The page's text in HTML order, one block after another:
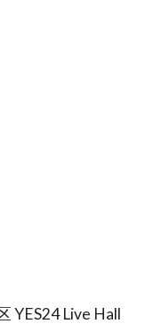
YES24 Live Hall